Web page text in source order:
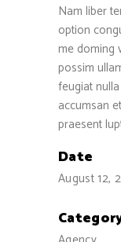
Nam liber
option
me doming
possim
feugiat
accumsan
praesent
Date
August 12,